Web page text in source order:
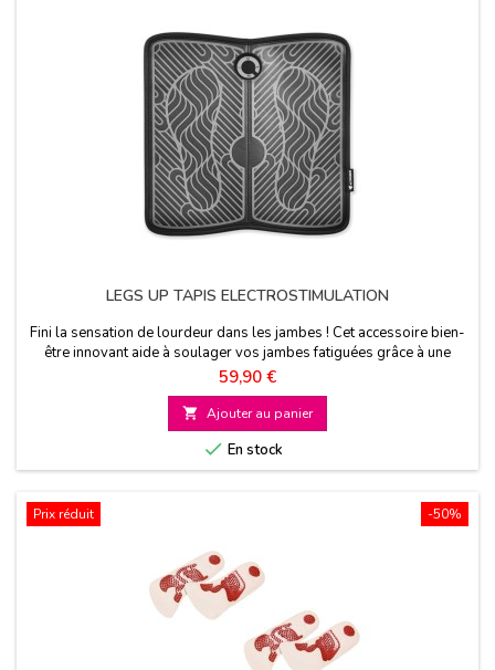
LEGS UP TAPIS ELECTROSTIMULATION
Fini la sensation de lourdeur dans les jambes ! Cet accessoire bien-
être innovant aide à soulager vos jambes fatiguées grâce à une
technologie de stimulation électrique douce
Prix
59,90 €
 Ajouter au panier
 En stock
-50%
Prix réduit